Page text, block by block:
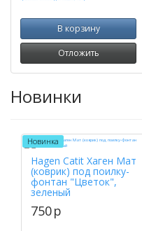
В корзину
Отложить
Новинки
Новинка
Hagen Catit Хаген Мат
(коврик) под поилку-
фонтан "Цветок",
зеленый
750p